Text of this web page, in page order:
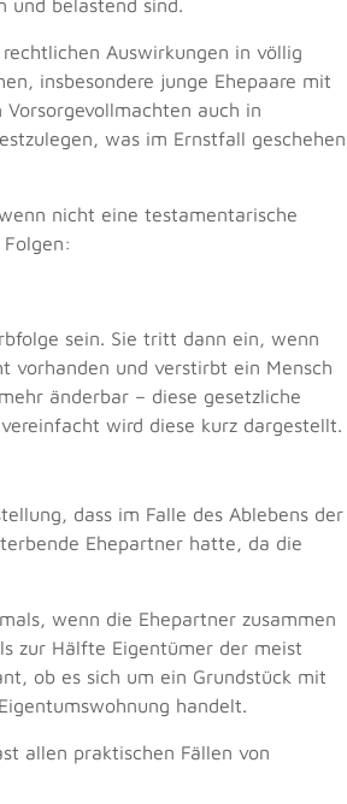
und belastend sind.
Auswirkungen in völlig
insbesondere junge Ehepaare mit
auch in
was im Ernstfall geschehen
nicht eine testamentarische
sein. Sie tritt dann ein, wenn
vorhanden und verstirbt ein Mensch
änderbar – diese gesetzliche
wird diese kurz dargestellt.
dass im Falle des Ablebens der
Ehepartner hatte, da die
wenn die Ehepartner zusammen
zur Hälfte Eigentümer der meist
ob es sich um ein Grundstück mit
handelt.
allen praktischen Fällen von